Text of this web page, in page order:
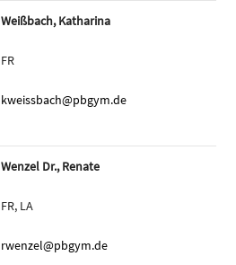
Weißbach, Katharina
FR
kweissbach@pbgym.de
Wenzel Dr., Renate
FR, LA
rwenzel@pbgym.de